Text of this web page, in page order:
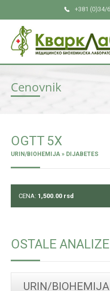
+381 (0)34/
Cenovnik
OGTT 5X
URIN/BIOHEMIJA » DIJABETES
CENA: 1,500.00 rsd
OSTALE ANALIZE
URIN/BIOHEMIJA